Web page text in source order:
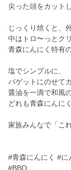
尖った頭をカット
じっくり焼くと、
中はトロ〜っとク
青森にんにく特有
塩でシンプルに、
バゲットにのせて
醤油を一滴で和風
どれも青森にんに
家族みんなで「こ
#青森にんにく #に
#BBQ